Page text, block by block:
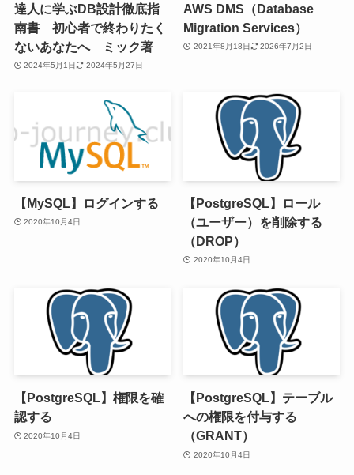
達人に学ぶDB設計徹底指
南書 初心者で終わりたく
ないあなたへ ミック著
2024年5月1日 2024年5月27日
AWS DMS（Database
Migration Services）
2021年8月18日 2026年7月2日
【MySQL】ログインする
2020年10月4日
【PostgreSQL】ロール
（ユーザー）を削除する
（DROP）
2020年10月4日
【PostgreSQL】権限を確
認する
2020年10月4日
【PostgreSQL】テーブル
への権限を付与する
（GRANT）
2020年10月4日